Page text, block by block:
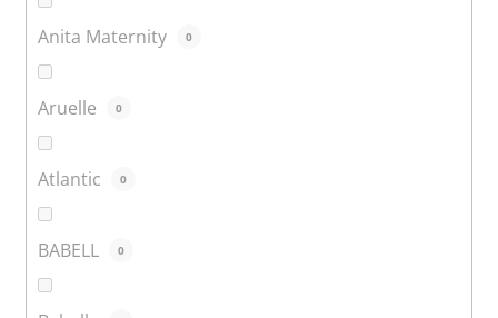
Anita Maternity 0
Aruelle 0
Atlantic 0
BABELL 0